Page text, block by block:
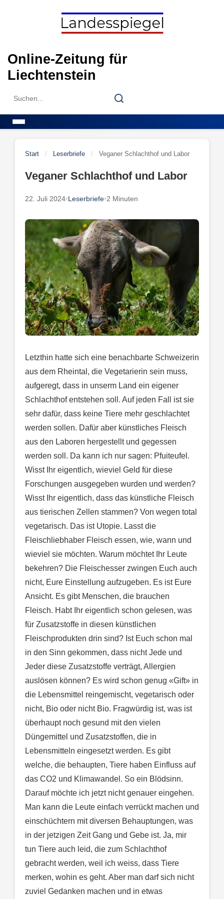
Online-Zeitung für
Liechtenstein
Search
Search
Start / Leserbriefe / Veganer Schlachthof und Labor
Veganer Schlachthof und Labor
22. Juli 2024•Leserbriefe•2 Minuten
Letzthin hatte sich eine benachbarte Schweizerin
aus dem Rheintal, die Vegetarierin sein muss,
aufgeregt, dass in unserm Land ein eigener
Schlachthof entstehen soll. Auf jeden Fall ist sie
sehr dafür, dass keine Tiere mehr geschlachtet
werden sollen. Dafür aber künstliches Fleisch
aus den Laboren hergestellt und gegessen
werden soll. Da kann ich nur sagen: Pfuiteufel.
Wisst Ihr eigentlich, wieviel Geld für diese
Forschungen ausgegeben wurden und werden?
Wisst Ihr eigentlich, dass das künstliche Fleisch
aus tierischen Zellen stammen? Von wegen total
vegetarisch. Das ist Utopie. Lasst die
Fleischliebhaber Fleisch essen, wie, wann und
wieviel sie möchten. Warum möchtet Ihr Leute
bekehren? Die Fleischesser zwingen Euch auch
nicht, Eure Einstellung aufzugeben. Es ist Eure
Ansicht. Es gibt Menschen, die brauchen
Fleisch. Habt Ihr eigentlich schon gelesen, was
für Zusatzstoffe in diesen künstlichen
Fleischprodukten drin sind? Ist Euch schon mal
in den Sinn gekommen, dass nicht Jede und
Jeder diese Zusatzstoffe verträgt, Allergien
auslösen können? Es wird schon genug «Gift» in
die Lebensmittel reingemischt, vegetarisch oder
nicht, Bio oder nicht Bio. Fragwürdig ist, was ist
überhaupt noch gesund mit den vielen
Düngemittel und Zusatzstoffen, die in
Lebensmitteln eingesetzt werden. Es gibt
welche, die behaupten, Tiere haben Einfluss auf
das CO2 und Klimawandel. So ein Blödsinn.
Darauf möchte ich jetzt nicht genauer eingehen.
Man kann die Leute einfach verrückt machen und
einschüchtern mit diversen Behauptungen, was
in der jetzigen Zeit Gang und Gebe ist. Ja, mir
tun Tiere auch leid, die zum Schlachthof
gebracht werden, weil ich weiss, dass Tiere
merken, wohin es geht. Aber man darf sich nicht
zuviel Gedanken machen und in etwas